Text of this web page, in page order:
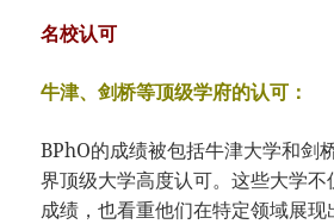
名校认可
牛津、剑桥等顶级学府的认可：
BPhO的成绩被包括牛津大学和剑
界顶级大学高度认可。这些大学
成绩，也看重他们在特定领域展